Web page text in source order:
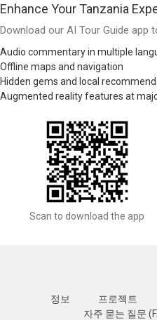
Enhance Your Tanzania
Download our AI Tour Guide app
Audio commentary in multiple
Offline maps and navigation
Hidden gems and local
Augmented reality features at
Scan to download the app
정보 프로젝트
자주 묻는 질문